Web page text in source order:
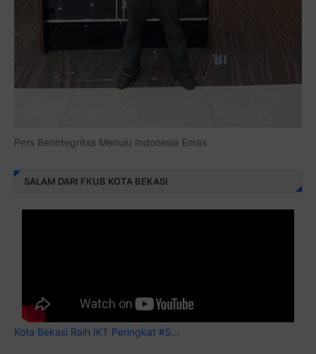
Pers Berintegritas Menuju Indonesia Emas
SALAM DARI FKUB KOTA BEKASI
Kota Bekasi Raih IKT Peringkat #5...